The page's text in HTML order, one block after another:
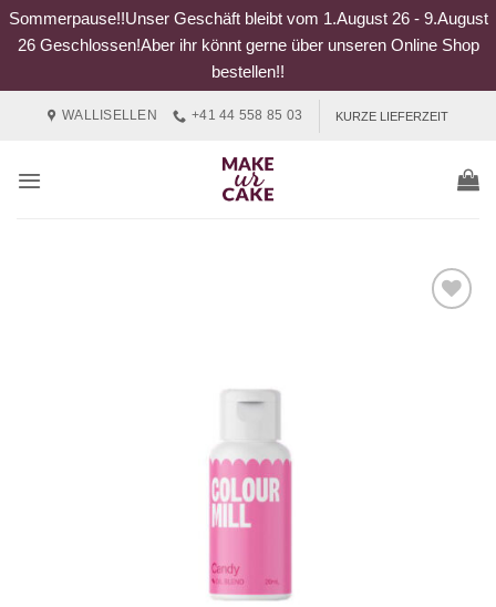
Sommerpause!!Unser Geschäft bleibt vom 1.August 26 - 9.August
26 Geschlossen!Aber ihr könnt gerne über unseren Online Shop
bestellen!!
WALLISELLEN +41 44 558 85 03 KURZE LIEFERZEIT